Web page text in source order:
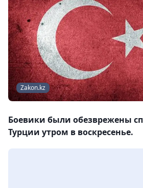
Zakon.kz
Боевики были обезврежены
Турции утром в воскресенье.